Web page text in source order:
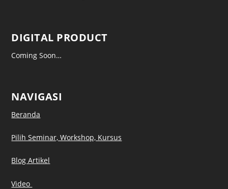
DIGITAL PRODUCT
Coming Soon…
NAVIGASI
Beranda
Pilih Seminar, Workshop, Kursus
Blog Artikel
Video